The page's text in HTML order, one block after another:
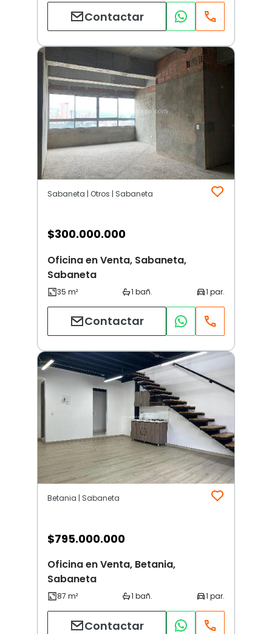
Contactar
Sabaneta | Otros | Sabaneta
$300.000.000
Oficina en Venta, Sabaneta,
Sabaneta
Contactar
Betania | Sabaneta
$795.000.000
Oficina en Venta, Betania,
Sabaneta
Contactar